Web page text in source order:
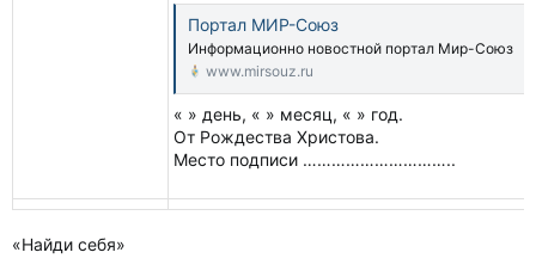
Портал МИР-Союз
Информационно новостной портал Мир-Союз
www.mirsouz.ru
« » день, « » месяц, « » год.
От Рождества Христова.
Место подписи …………………………..
«Найди себя»